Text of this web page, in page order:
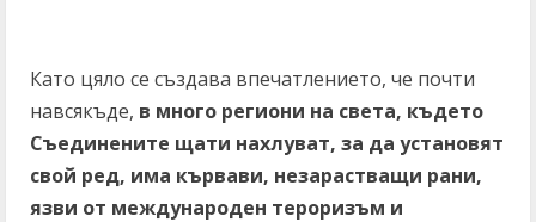
Като цяло се създава впечатлението, че почти
навсякъде, в много региони на света, където
Съединените щати нахлуват, за да установят
свой ред, има кървави, незарастващи рани,
язви от международен тероризъм и